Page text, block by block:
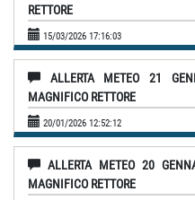
RETTORE
15/03/2026 17:16:03
ALLERTA METEO 21
MAGNIFICO RETTORE
20/01/2026 12:52:12
ALLERTA METEO 20
MAGNIFICO RETTORE